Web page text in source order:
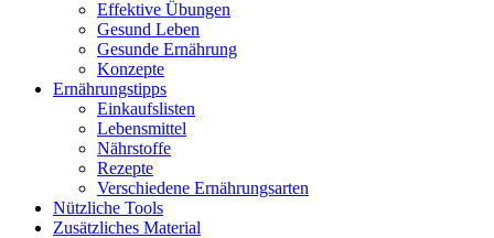
Effektive Übungen
Gesund Leben
Gesunde Ernährung
Konzepte
Ernährungstipps
Einkaufslisten
Lebensmittel
Nährstoffe
Rezepte
Verschiedene Ernährungsarten
Nützliche Tools
Zusätzliches Material